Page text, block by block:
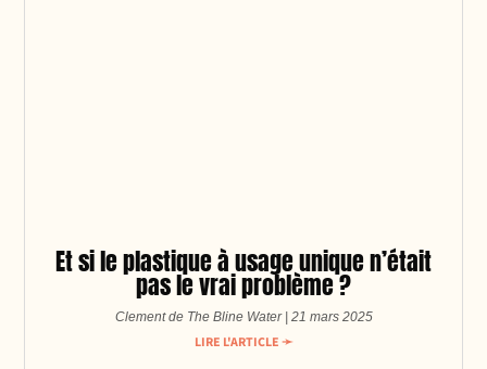
Et si le plastique à usage unique n’était
pas le vrai problème ?
Clement de The Bline Water 21 mars 2025
LIRE L'ARTICLE ➛